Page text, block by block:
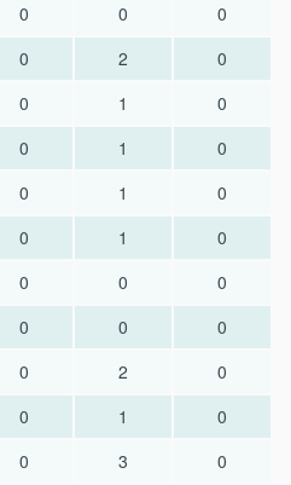
0 0
0
0 2
0
0 1
0
0 1
0
0 1
0
0 1
0
0 0
0
0 0
0
0 2
0
0 1
0
0 3
0